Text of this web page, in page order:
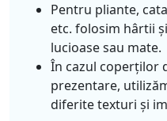
Pentru pliante,
etc. folosim hârtii
lucioase sau mate.
În cazul coperţilor
prezentare,
diferite texturi şi